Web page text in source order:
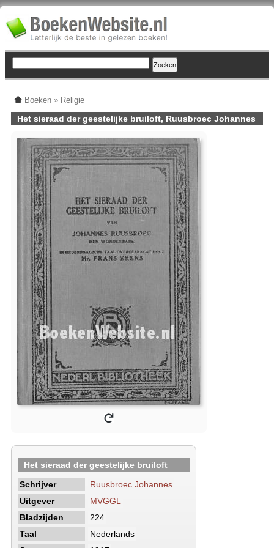
Boeken » Religie
Het sieraad der geestelijke bruiloft, Ruusbroec Johannes
Het sieraad der geestelijke bruiloft
Schrijver
Ruusbroec Johannes
Uitgever
MVGGL
Bladzijden
224
Taal
Nederlands